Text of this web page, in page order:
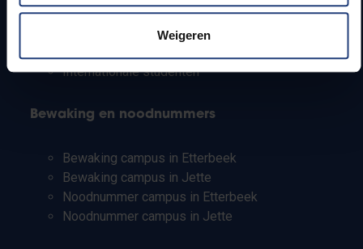
Weigeren
PhD-studenten
Leerkrachten en secundaire scholen
Internationale studenten
Bewaking en noodnummers
Bewaking campus in Etterbeek
Bewaking campus in Jette
Noodnummer campus in Etterbeek
Noodnummer campus in Jette